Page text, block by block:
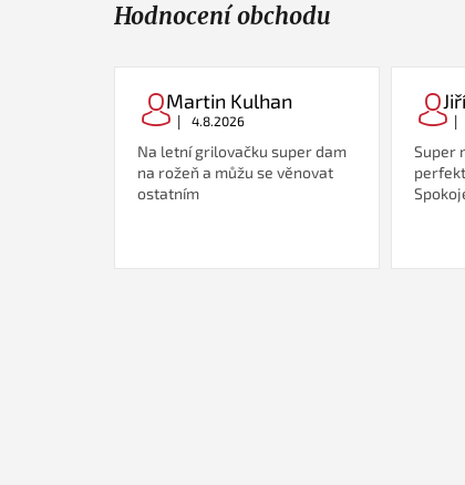
Hodnocení obchodu
Martin Kulhan
| 4.8.2026
Na letní grilovačku super dam
na rožeň a můžu se věnovat
ostatním
|
Super